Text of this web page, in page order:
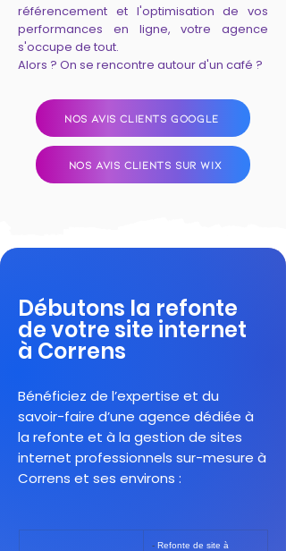
référencement et l'optimisation de vos
performances en ligne, votre agence
s'occupe de tout.
Alors ? On se rencontre autour d'un café ?
NOS AVIS CLIENTS GOOGLE
NOS AVIS CLIENTS SUR WIX
Débutons la refonte
de votre site internet
à Correns
Bénéficiez de l’expertise et du
savoir-faire d’une agence dédiée à
la refonte et à la gestion de sites
internet professionnels sur-mesure à
Correns et ses environs :
- Refonte de site à